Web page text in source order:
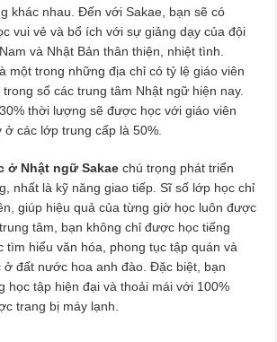
khác nhau. Đến với Sakae, bạn sẽ có
vui vẻ và bổ ích với sự giảng dạy của đội
và Nhật Bản thân thiện, nhiệt tình.
một trong những địa chỉ có tỷ lệ giáo viên
số các trung tâm Nhật ngữ hiện nay.
thời lượng sẽ được học với giáo viên
ở các lớp trung cấp là 50%.
ở Nhật ngữ Sakae chú trọng phát triển
nhất là kỹ năng giao tiếp. Sĩ số lớp học chỉ
giúp hiệu quả của từng giờ học luôn được
tâm, bạn không chỉ được học tiếng
tìm hiểu văn hóa, phong tục tập quán và
ở đất nước hoa anh đào. Đặc biệt, bạn
học tập hiện đại và thoải mái với 100%
trang bị máy lạnh.